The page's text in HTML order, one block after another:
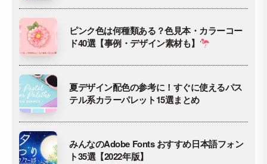
ピンク色は何種類ある？色見本・カラーコー
ド40選【事例・デザイン素材も】
夏デザイン配色の参考に！すぐに使えるパス
テル系カラーパレット15選まとめ
みんなのAdobe Fonts おすすめ日本語フォン
ト35選【2022年版】